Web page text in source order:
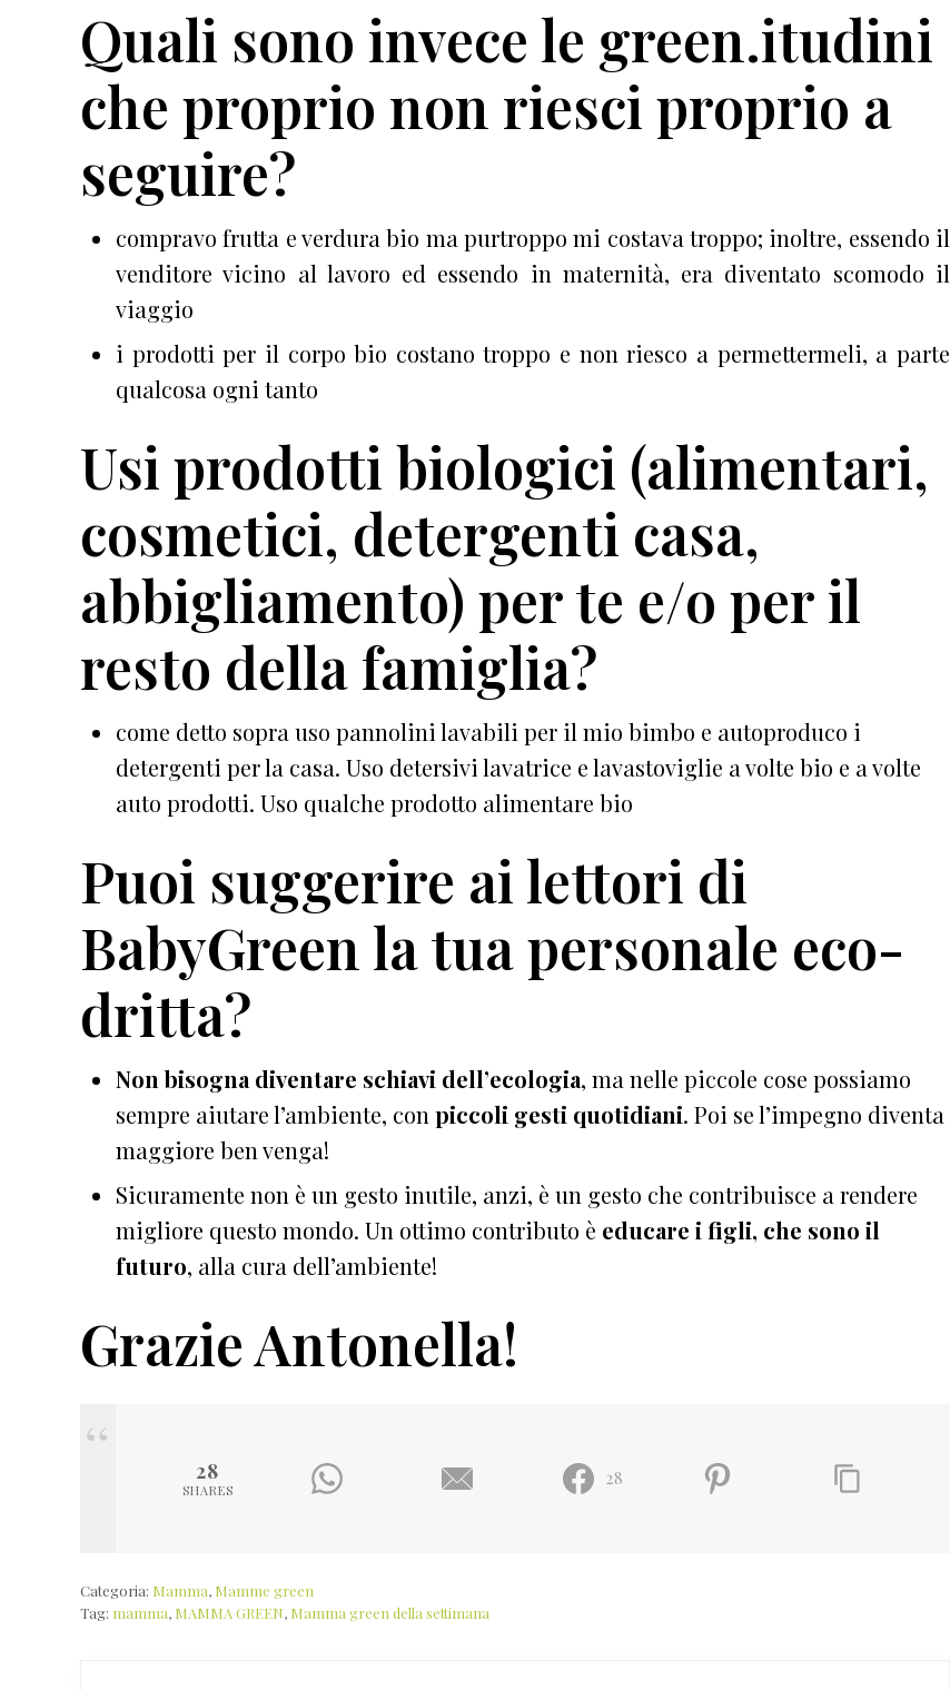
Quali sono invece le green.itudini
che proprio non riesci proprio a
seguire?
compravo frutta e verdura bio ma purtroppo mi costava troppo; inoltre, essendo il
venditore vicino al lavoro ed essendo in maternità, era diventato scomodo il
viaggio
i prodotti per il corpo bio costano troppo e non riesco a permettermeli, a parte
qualcosa ogni tanto
Usi prodotti biologici (alimentari,
cosmetici, detergenti casa,
abbigliamento) per te e/o per il
resto della famiglia?
come detto sopra uso pannolini lavabili per il mio bimbo e autoproduco i
detergenti per la casa. Uso detersivi lavatrice e lavastoviglie a volte bio e a volte
auto prodotti. Uso qualche prodotto alimentare bio
Puoi suggerire ai lettori di
BabyGreen la tua personale eco-
dritta?
Non bisogna diventare schiavi dell’ecologia, ma nelle piccole cose possiamo
sempre aiutare l’ambiente, con piccoli gesti quotidiani. Poi se l’impegno diventa
maggiore ben venga!
Sicuramente non è un gesto inutile, anzi, è un gesto che contribuisce a rendere
migliore questo mondo. Un ottimo contributo è educare i figli, che sono il
futuro, alla cura dell’ambiente!
Grazie Antonella!
28
SHARES
28
Categoria: Mamma, Mamme green
Tag: mamma, MAMMA GREEN, Mamma green della settimana